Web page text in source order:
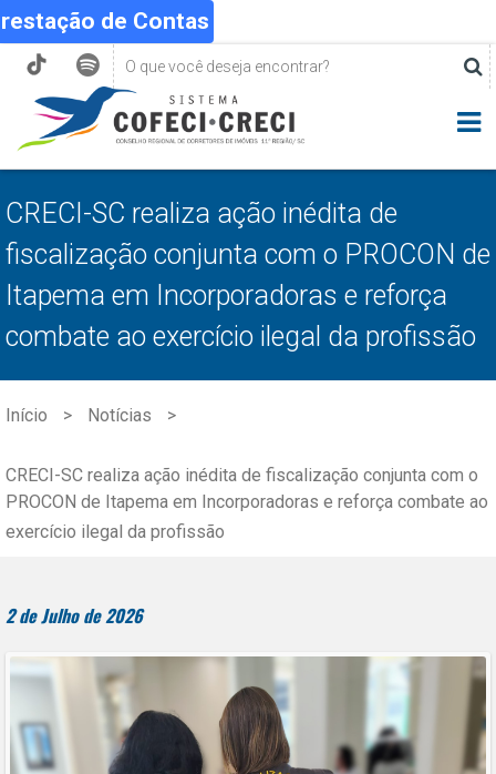
de Contas
CRECI-SC realiza ação inédita de
fiscalização conjunta com o PROCON de
Itapema em Incorporadoras e reforça
combate ao exercício ilegal da profissão
Início Notícias
CRECI-SC realiza ação inédita de fiscalização conjunta com o
PROCON de Itapema em Incorporadoras e reforça combate ao
exercício ilegal da profissão
2 de Julho de 2026